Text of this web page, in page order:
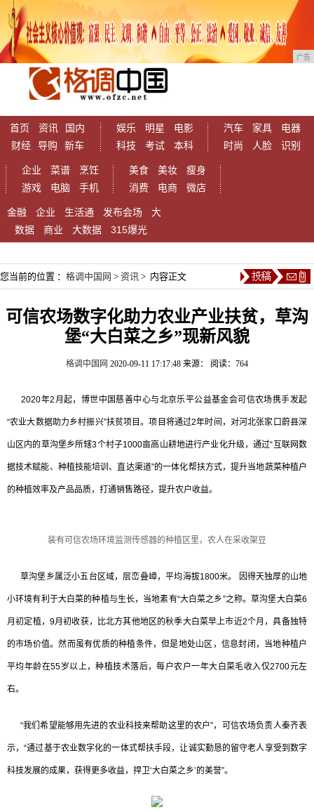
广告
首页 资讯
国内
财经
导购 新车
娱乐 明星
电影
科技
考试 本科
汽车 家具
电器
时尚
人脸 识别
企业 菜谱
烹饪
游戏
电脑 手机
美食 美妆
瘦身
消费
电商 微店
金融 企业 生活通 发布会场
大
数据
商业 大数据 315爆光
您当前的位置 ： 格调中国网 > 资讯 > 内容正文
可信农场数字化助力农业产业扶贫，草沟
堡“大白菜之乡”现新风貌
格调中国网 2020-09-11 17:17:48 来源： 阅读：764
2020年2月起，博世中国慈善中心与北京乐平公益基金会可信农场携手发起
“农业大数据助力乡村振兴”扶贫项目。项目将通过2年时间，对河北张家口蔚县深
山区内的草沟堡乡所辖3个村子1000亩高山耕地进行产业化升级，通过“互联网数
据技术赋能、种植技能培训、直达渠道”的一体化帮扶方式，提升当地蔬菜种植户
的种植效率及产品品质，打通销售路径，提升农户收益。
装有可信农场环境监测传感器的种植区里，农人在采收架豆
草沟堡乡属泛小五台区域，层峦叠嶂，平均海拔1800米。 因得天独厚的山地
小环境有利于大白菜的种植与生长，当地素有“大白菜之乡”之称。草沟堡大白菜6
月初定植，9月初收获，比北方其他地区的秋季大白菜早上市近2个月，具备独特
的市场价值。然而虽有优质的种植条件，但是地处山区，信息封闭，当地种植户
平均年龄在55岁以上，种植技术落后，每户农户一年大白菜毛收入仅2700元左
右。
“我们希望能够用先进的农业科技来帮助这里的农户”，可信农场负责人秦齐表
示，“通过基于农业数字化的一体式帮扶手段，让诚实勤恳的留守老人享受到数字
科技发展的成果，获得更多收益，捍卫‘大白菜之乡’的美誉”。